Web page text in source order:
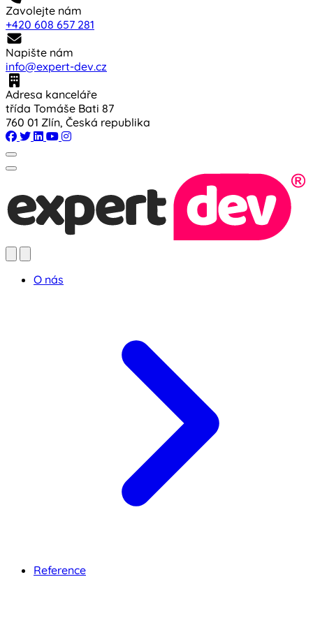
Zavolejte nám
+420 608 657 281
Napište nám
info@expert-dev.cz
Adresa kanceláře
třída Tomáše Bati 87
760 01 Zlín, Česká republika
O nás
Reference